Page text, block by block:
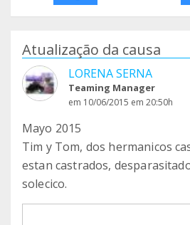
Atualização da causa
LORENA SERNA
Teaming Manager
em 10/06/2015 em 20:50h
Mayo 2015
Tim y Tom, dos hermanicos
estan castrados,
solecico.